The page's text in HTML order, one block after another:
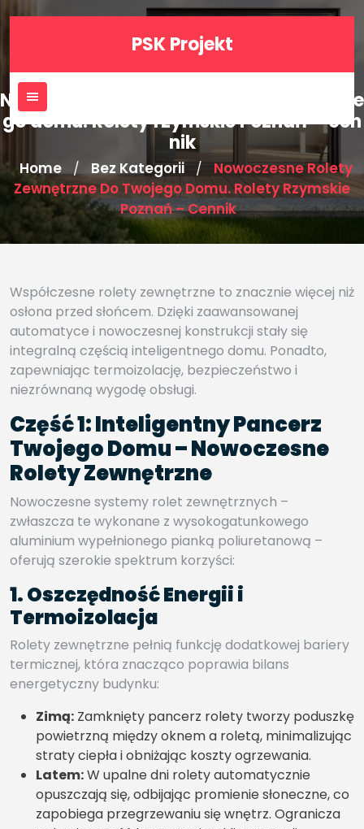
Skip
PSK Projekt
Nowoczesne rolety zewnętrzne do twoje
go domu. Rolety rzymskie Poznań – cen
nik
Home / Bez Kategorii /
Nowoczesne Rolety
Zewnętrzne Do Twojego Domu. Rolety Rzymskie
Poznań – Cennik
Współczesne rolety zewnętrzne to znacznie więcej niż
osłona przed słońcem. Dzięki zaawansowanej
automatyce i nowoczesnej konstrukcji stały się
integralną częścią inteligentnego domu. Ponadto,
zapewniając termoizolację, bezpieczeństwo i
niezrównaną wygodę obsługi.
Część 1: Inteligentny Pancerz
Twojego Domu – Nowoczesne
Rolety Zewnętrzne
Nowoczesne systemy rolet zewnętrznych –
zwłaszcza te wykonane z wysokogatunkowego
aluminium wypełnionego pianką poliuretanową –
oferują szerokie spektrum korzyści:
1. Oszczędność Energii i
Termoizolacja
Rolety zewnętrzne pełnią funkcję dodatkowej bariery
termicznej, która znacząco poprawia bilans
energetyczny budynku:
Zimą: Zamknięty pancerz rolety tworzy poduszkę
powietrzną między oknem a roletą, minimalizując
straty ciepła i obniżając koszty ogrzewania.
Latem:W upalne dni rolety automatycznie
opuszczają się, odbijając promienie słoneczne, co
zapobiega przegrzewaniu się wnętrz. Ogranicza